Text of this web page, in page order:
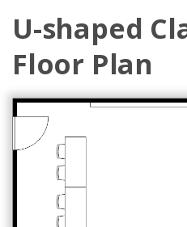
U-shaped
Floor Plan